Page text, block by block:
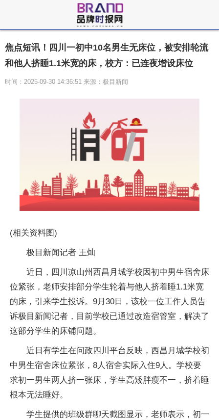
焦点短讯！四川一初中10名男生无床位，被安排轮流
和他人挤睡1.1米宽的床，校方：已连夜增设床位
时间：2025-09-30 14:36:51 来源：极目新闻
(相关资料图)
极目新闻记者 王灿
近日，四川凉山州西昌月城学校因初中男生宿舍床
位紧张，老师安排部分学生轮着与他人挤着睡1.1米宽
的床，引来学生投诉。9月30日，该校一位工作人员告
诉极目新闻记者，目前学校已通过改造宿管室，解决了
这部分学生的床铺问题。
近日有学生在问政四川平台反映，西昌月城学校初
中男生宿舍床位紧张，8人宿舍实际入住9人。学校要
求初一男生两人挤一张床，学生高矮胖瘦不一，挤着睡
根本无法睡好。
学生提供的班级群聊天截图显示，老师表示，初一